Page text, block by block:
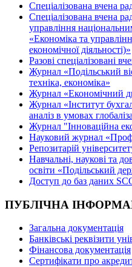
Спеціалізована вчена
Спеціалізована вчена
управління
«Економіка та
економічної діяльності)»
Разові спеціалізовані
Журнал «Подільський
техніка, економіка»
Журнал «Економічний
Журнал «Інститут
аналіз в умовах
Журнал "Інноваційна
Науковий журнал
Репозитарій
Навчальні, наукові та
освіти «Подільський
Доступ до баз даних
ПУБЛІЧНА
Загальна документація
Банківські реквізити
Фінансова документація
Сертифікати про